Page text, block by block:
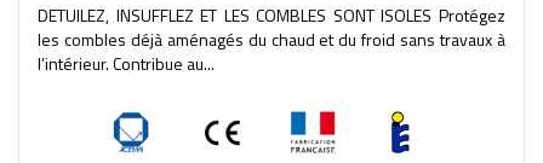
DETUILEZ, INSUFFLEZ ET LES COMBLES SONT ISOLES Protégez
les combles déjà aménagés du chaud et du froid sans travaux à
l’intérieur. Contribue au...